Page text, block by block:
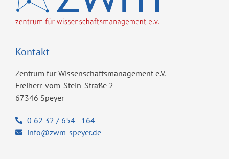
Kontakt
Zentrum für Wissenschaftsmanagement e.V.
Freiherr-vom-Stein-Straße 2
67346 Speyer
0 62 32 / 654 - 164
info@zwm-speyer.de